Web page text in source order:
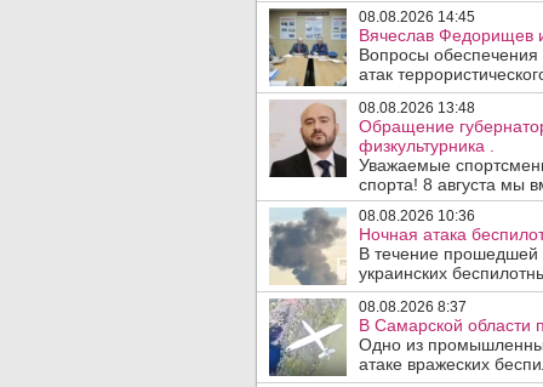
08.08.2026 14:45
Вячеслав Федорищев
Вопросы обеспечения
атак
08.08.2026 13:48
Обращение
физкультурника .
Уважаемые
спорта! 8 августа мы
08.08.2026 10:36
Ночная атака
В течение
украинских
08.08.2026 8:37
В Самарской области
Одно из
атаке вражеских